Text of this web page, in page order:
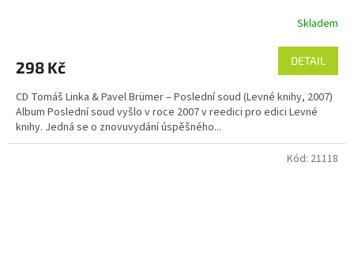
Skladem
298 Kč DETAIL
CD Tomáš Linka & Pavel Brümer – Poslední soud (Levné knihy, 2007)
Album Poslední soud vyšlo v roce 2007 v reedici pro edici Levné
knihy. Jedná se o znovuvydání úspěšného...
Kód: 21118